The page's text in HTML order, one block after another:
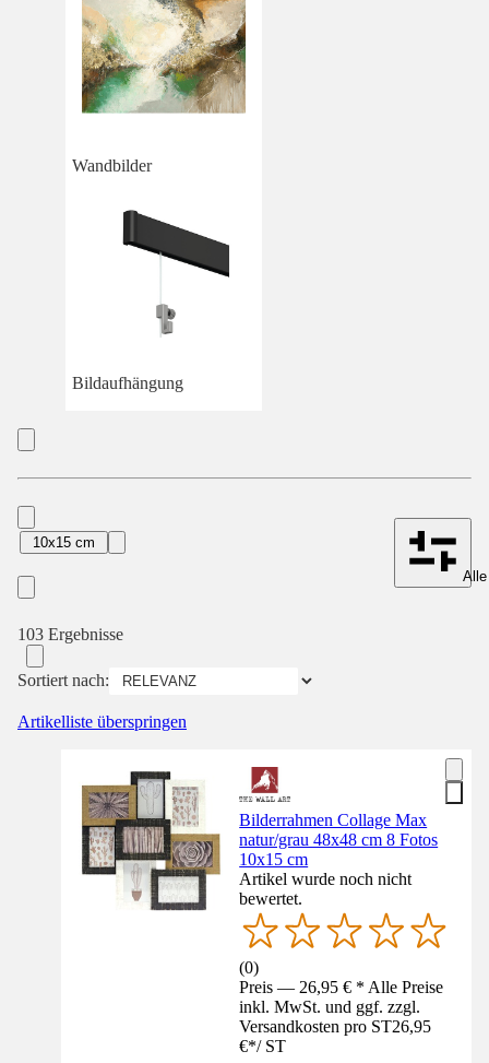
Wandbilder
Bildaufhängung
10x15 cm
103 Ergebnisse
Sortiert nach:
Artikelliste überspringen
Bilderrahmen Collage Max
natur/grau 48x48 cm 8 Fotos
10x15 cm
Artikel wurde noch nicht
bewertet.
(0)
Preis — 26,95 € * Alle Preise
inkl. MwSt. und ggf. zzgl.
Versandkosten pro ST26,95
€*/ ST